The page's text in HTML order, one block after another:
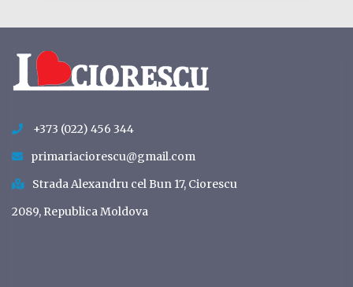
+373 (022) 456 344
primariaciorescu@gmail.com
Strada Alexandru cel Bun 17, Ciorescu
2089, Republica Moldova